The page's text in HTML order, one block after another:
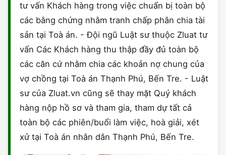
tư vấn Khách hàng trong việc chuẩn bị toàn bộ
các bằng chứng nhằm tranh chấp phân chia tài
sản tại Toà án. - Đội ngũ Luật sư thuộc Zluat tư
vấn Các Khách hàng thu thập đầy đủ toàn bộ
các căn cứ nhằm chia các khoản nợ chung của
vợ chồng tại Toà án Thạnh Phú, Bến Tre. - Luật
sư của Zluat.vn cũng sẽ thay mặt Quý khách
hàng nộp hồ sơ và tham gia, tham dự tất cả
toàn bộ các phiên/buổi làm việc, hoà giải, xét
xử tại Toà án nhân dân Thạnh Phú, Bến Tre.